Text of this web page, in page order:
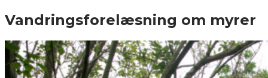
Vandringsforelæsning om myrer